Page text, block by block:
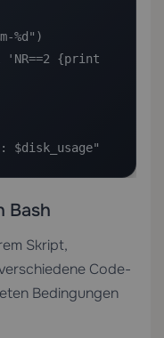
%d")
'NR==2 {print
$disk_usage"
Bash
Skript,
Code-
Bedingungen